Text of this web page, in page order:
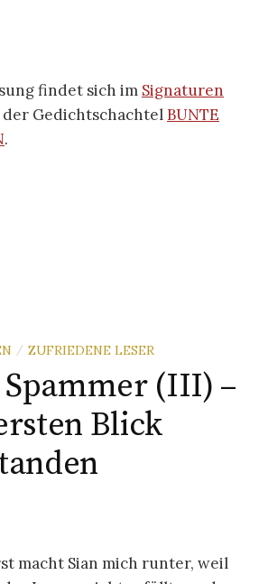
findet sich im Signaturen
der GedichtschachtelBUNTE
.
/ ZUFRIEDENE LESER
(III) –
Blick
macht Sian mich runter, weil